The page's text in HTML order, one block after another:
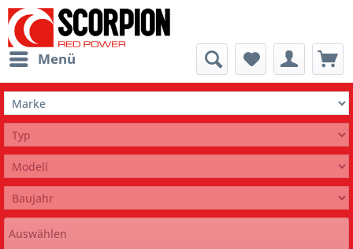
Menü
Auswählen